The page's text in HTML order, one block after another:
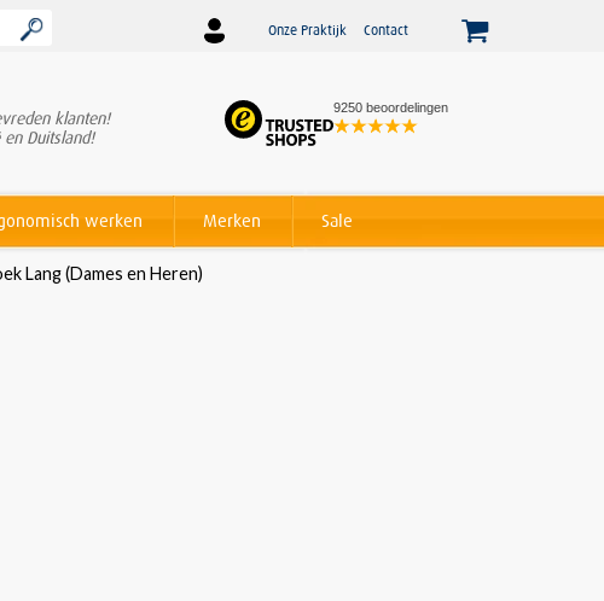
Onze Praktijk Contact
9250 beoordelingen
klanten!
Duitsland!
WinnaarBeslist Webshop
Award voor beste service!
werken Merken Sale
Lang (Dames en Heren)